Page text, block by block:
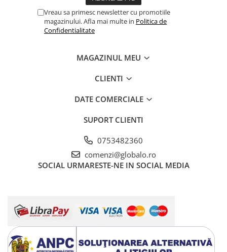
Vreau sa primesc newsletter cu promotiile
magazinului. Afla mai multe in Politica de
Confidentialitate
MAGAZINUL MEU
CLIENTI
DATE COMERCIALE
SUPORT CLIENTI
0753482360
comenzi@globalo.ro
SOCIAL URMARESTE-NE IN SOCIAL MEDIA